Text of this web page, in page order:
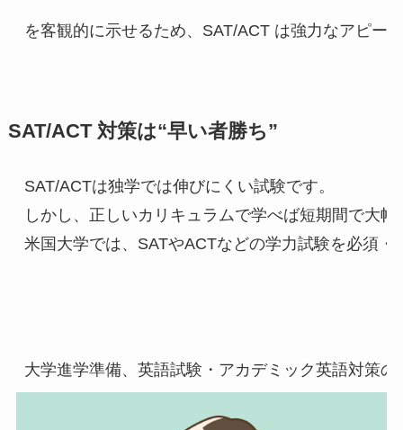
を客観的に示せるため、SAT/ACT は強力なアピー
SAT/ACT 対策は“早い者勝ち”
SAT/ACTは独学では伸びにくい試験です。
しかし、正しいカリキュラムで学べば短期間で大
米国大学では、SATやACTなどの学力試験を必須
大学進学準備、英語試験・アカデミック英語対策